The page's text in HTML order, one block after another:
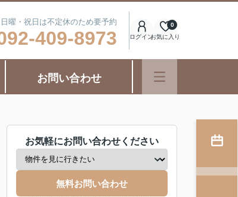
曜・祝日は不定休のため要予約
409-8973 ログインお気に入り
0
お問い合わせ
お気軽にお問い合わせください
無料お問い合わせ